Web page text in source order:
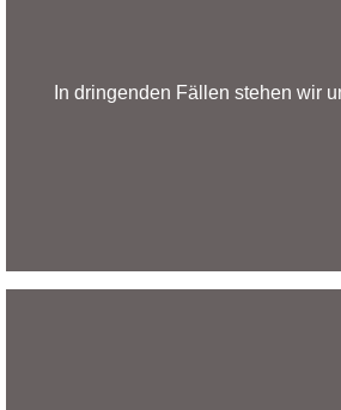
In dringenden Fällen stehen wir